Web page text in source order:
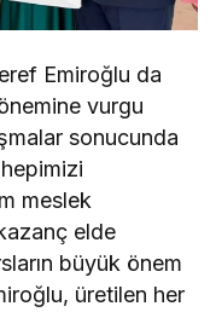
Emiroğlu da
önemine vurgu
sonucunda
meslek
elde
büyük önem
üretilen her